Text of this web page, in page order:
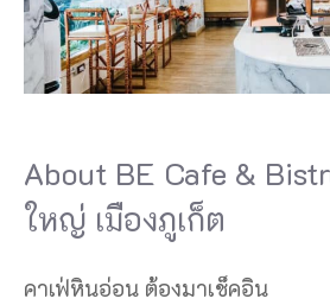
About BE Cafe &
ใหญ่ เมืองภูเก็ต
คาเฟ่หินอ่อน ต้องมาเช็คอิน